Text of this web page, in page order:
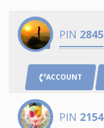
PIN 2845
ACCOUNT
PIN 2154